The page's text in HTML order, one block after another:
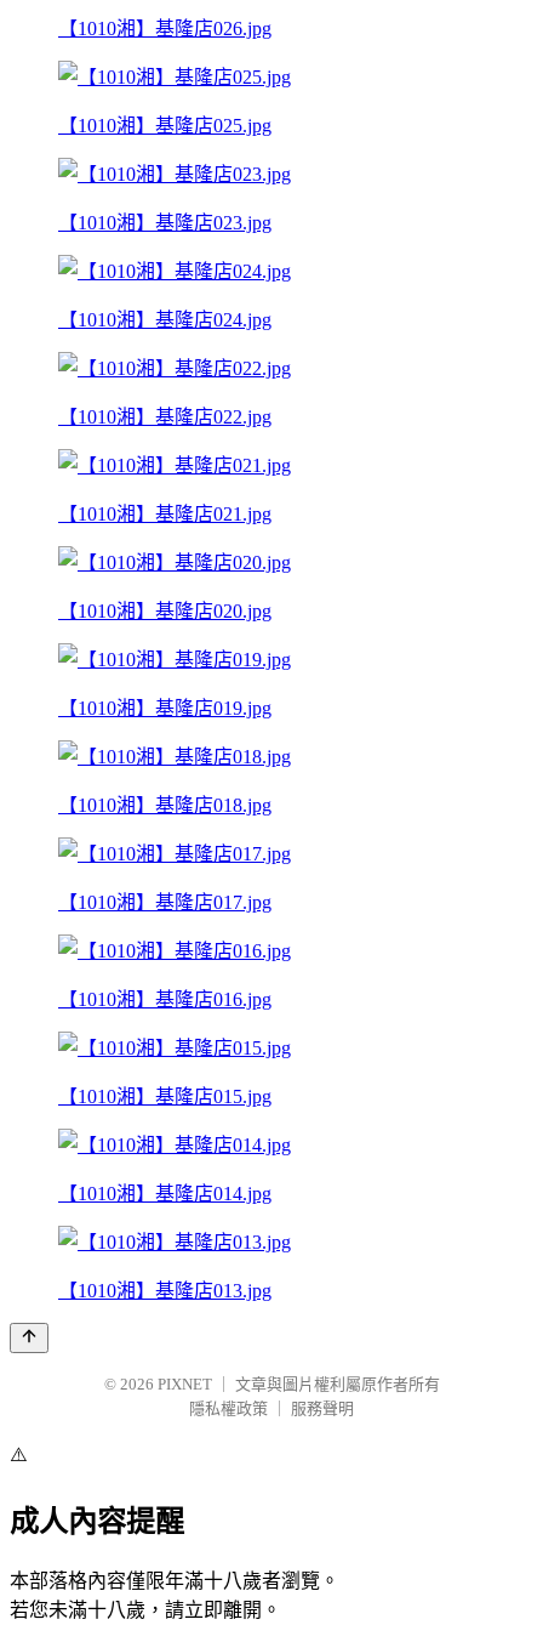
【1010湘】基隆店026.jpg
【1010湘】基隆店025.jpg
【1010湘】基隆店023.jpg
【1010湘】基隆店024.jpg
【1010湘】基隆店022.jpg
【1010湘】基隆店021.jpg
【1010湘】基隆店020.jpg
【1010湘】基隆店019.jpg
【1010湘】基隆店018.jpg
【1010湘】基隆店017.jpg
【1010湘】基隆店016.jpg
【1010湘】基隆店015.jpg
【1010湘】基隆店014.jpg
【1010湘】基隆店013.jpg
© 2026 PIXNET
文章與圖片權利屬原作者所有
隱私權政策
服務聲明
⚠️
成人內容提醒
本部落格內容僅限年滿十八歲者瀏覽。
若您未滿十八歲，請立即離開。